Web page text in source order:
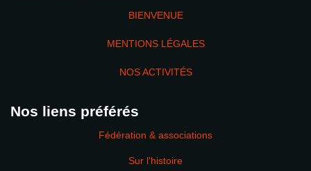
BIENVENUE
MENTIONS LÉGALES
NOS ACTIVITÉS
Nos liens préférés
Fédération & associations
Sur l'histoire